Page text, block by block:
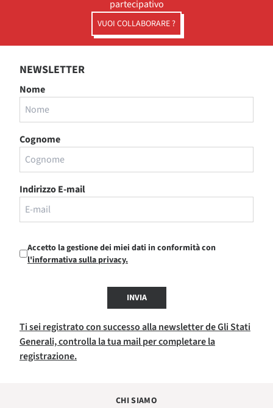
partecipativo
VUOI COLLABORARE ?
NEWSLETTER
Nome
Cognome
Indirizzo E-mail
Accetto la gestione dei miei dati in conformità con
l'informativa sulla privacy.
INVIA
Ti sei registrato con successo alla newsletter de Gli Stati
Generali, controlla la tua mail per completare la
registrazione.
CHI SIAMO